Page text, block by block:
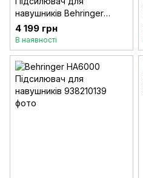
навушників Behringer
AMP800 V2
4 199 грн
В наявності